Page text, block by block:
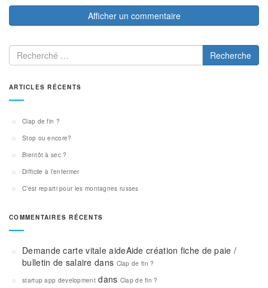
Recherche
ARTICLES RÉCENTS
Clap de fin ?
Stop ou encore?
Bientôt à sec ?
Difficile à l’enfermer
C’est reparti pour les montagnes russes
COMMENTAIRES RÉCENTS
Demande carte vitale aideAide création fiche de paie /
bulletin de salaire dans Clap de fin ?
startup app developmentdans Clap de fin ?